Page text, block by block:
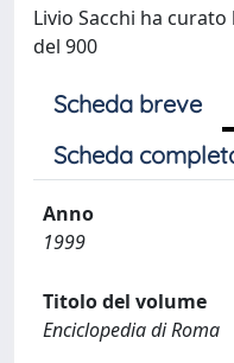
Livio Sacchi ha
del 900
Scheda breve
Scheda
Anno
1999
Titolo del volume
Enciclopedia di Roma